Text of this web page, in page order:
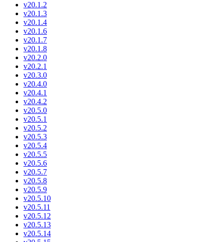
v20.1.2
v20.1.3
v20.1.4
v20.1.6
v20.1.7
v20.1.8
v20.2.0
v20.2.1
v20.3.0
v20.4.0
v20.4.1
v20.4.2
v20.5.0
v20.5.1
v20.5.2
v20.5.3
v20.5.4
v20.5.5
v20.5.6
v20.5.7
v20.5.8
v20.5.9
v20.5.10
v20.5.11
v20.5.12
v20.5.13
v20.5.14